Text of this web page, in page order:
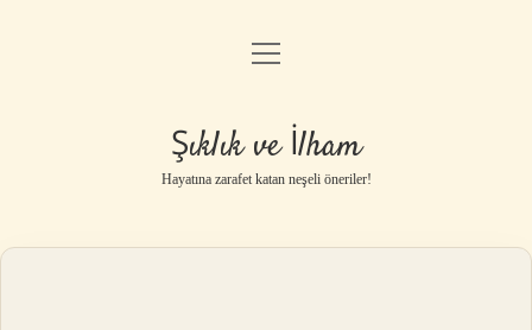
Anasayfa
Gizlilik Politikası
Yasal Uyarı
menüyü
Şıklık ve İlham
Hayatına zarafet katan neşeli öneriler!